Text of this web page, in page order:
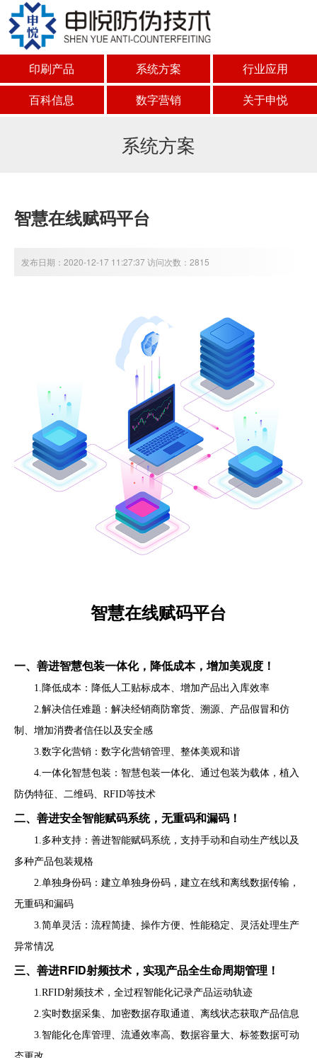
印刷产品 系统方案
行业应用
百科信息
数字营销 关于申悦
系统方案
智慧在线赋码平台
发布日期：2020-12-17 11:27:37 访问次数：2815
智慧在线赋码平台
一、善进智慧包装一体化，降低成本，增加美观度！
1.降低成本：降低人工贴标成本、增加产品出入库效率
2.解决信任难题：解决经销商防窜货、溯源、产品假冒和仿
制、增加消费者信任以及安全感
3.数字化营销：数字化营销管理、整体美观和谐
4.一体化智慧包装：智慧包装一体化、通过包装为载体，植入
防伪特征、二维码、RFID等技术
二、善进安全智能赋码系统，无重码和漏码！
1.多种支持：善进智能赋码系统，支持手动和自动生产线以及
多种产品包装规格
2.单独身份码：建立单独身份码，建立在线和离线数据传输，
无重码和漏码
3.简单灵活：流程简捷、操作方便、性能稳定、灵活处理生产
异常情况
三、善进RFID射频技术，实现产品全生命周期管理！
1.RFID射频技术，全过程智能化记录产品运动轨迹
2.实时数据采集、加密数据存取通道、离线状态获取产品信息
3.智能化仓库管理、流通效率高、数据容量大、标签数据可动